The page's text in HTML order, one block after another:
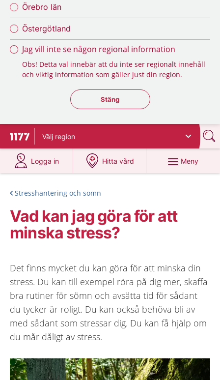
Örebro län
Östergötland
Jag vill inte se någon regional information
Obs! Detta val innebär att du inte ser regionalt innehåll
och viktig information som gäller just din region.
Stäng regionsväljaren
Stäng
Till startsidan för 1177
Välj region
Logga in
på 1177.se
Hitta vård
på 1177.se
Meny
Stresshantering och sömn
Vad kan jag göra för att
minska stress?
Det finns mycket du kan göra för att minska din
stress. Du kan till exempel röra på dig mer, skaffa
bra rutiner för sömn och avsätta tid för sådant
du tycker är roligt. Du kan också behöva bli av
med sådant som stressar dig. Du kan få hjälp om
du mår dåligt av stress.